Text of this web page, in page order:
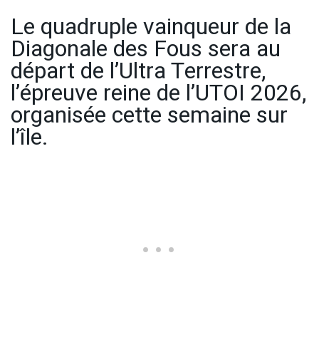
Le quadruple vainqueur de la
Diagonale des Fous sera au
départ de l’Ultra Terrestre,
l’épreuve reine de l’UTOI 2026,
organisée cette semaine sur
l’île.